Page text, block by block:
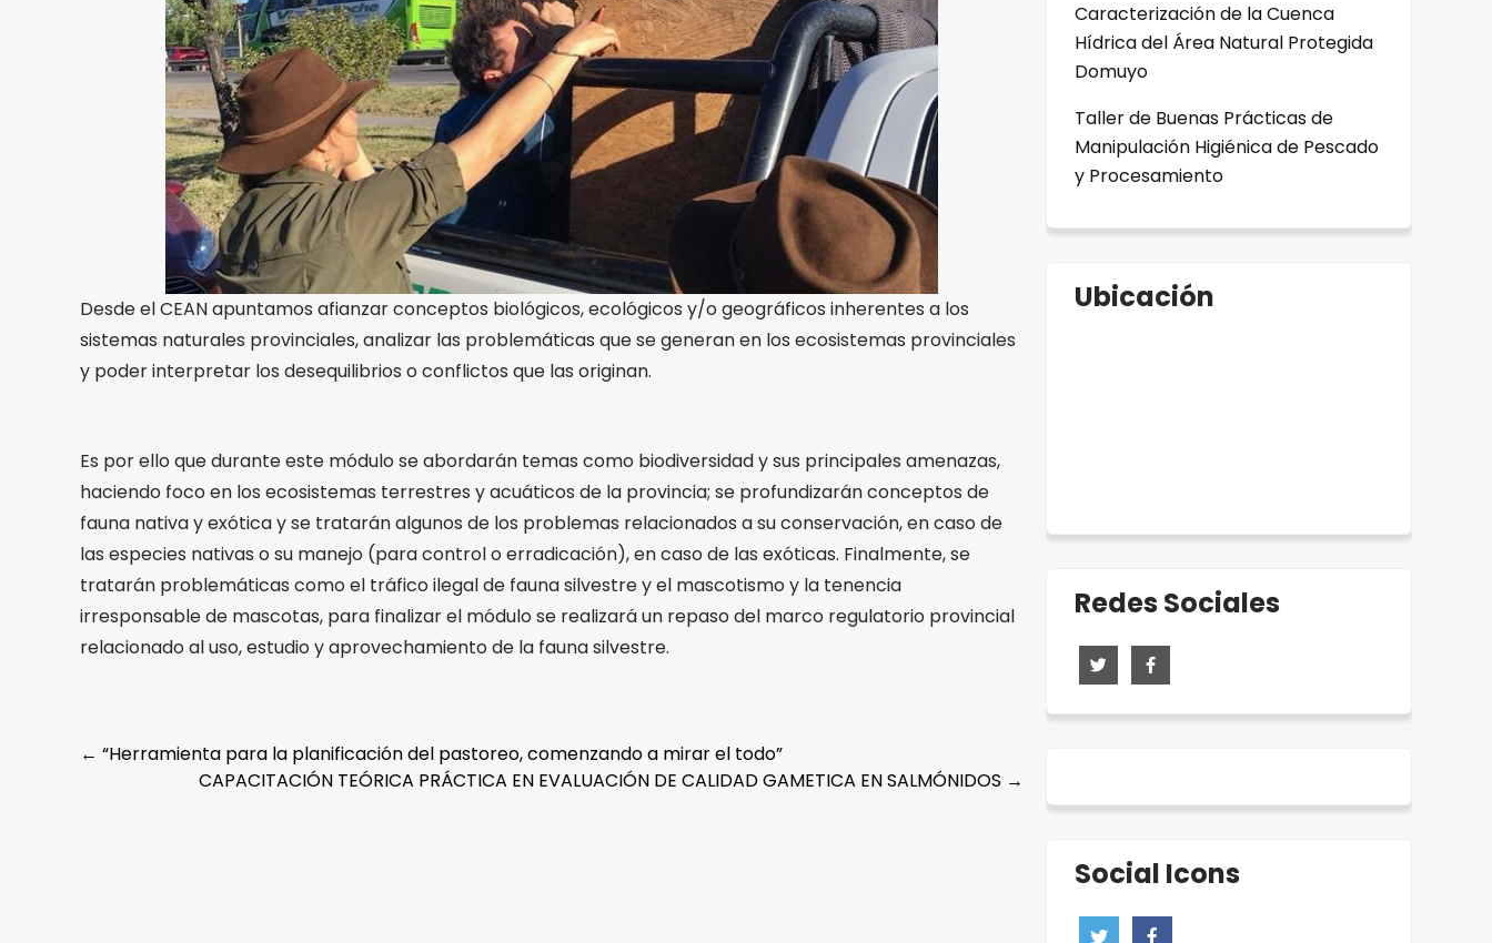
Desde el CEAN apuntamos afianzar conceptos biológicos, ecológicos y/o geográficos inherentes a los
sistemas naturales provinciales, analizar las problemáticas que se generan en los ecosistemas provinciales
y poder interpretar los desequilibrios o conflictos que las originan.
Es por ello que durante este módulo se abordarán temas como biodiversidad y sus principales amenazas,
haciendo foco en los ecosistemas terrestres y acuáticos de la provincia; se profundizarán conceptos de
fauna nativa y exótica y se tratarán algunos de los problemas relacionados a su conservación, en caso de
las especies nativas o su manejo (para control o erradicación), en caso de las exóticas. Finalmente, se
tratarán problemáticas como el tráfico ilegal de fauna silvestre y el mascotismo y la tenencia
irresponsable de mascotas, para finalizar el módulo se realizará un repaso del marco regulatorio provincial
relacionado al uso, estudio y aprovechamiento de la fauna silvestre.
Post
navigation
← “Herramienta para la planificación del pastoreo, comenzando a mirar el todo”
CAPACITACIÓN TEÓRICA PRÁCTICA EN EVALUACIÓN DE CALIDAD GAMETICA EN SALMÓNIDOS →
Caracterización de la Cuenca
Hídrica del Área Natural Protegida
Domuyo
Taller de Buenas Prácticas de
Manipulación Higiénica de Pescado
y Procesamiento
Ubicación
Redes Sociales
Social Icons